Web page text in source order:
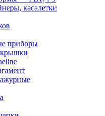
касалетки
приборы